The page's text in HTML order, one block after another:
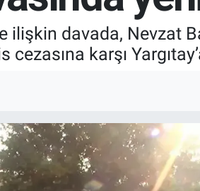
ilişkin davada, Nevzat
karşı